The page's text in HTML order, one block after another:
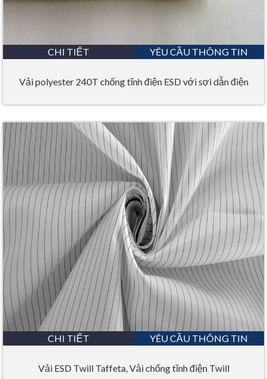
CHI TIẾT YÊU CẦU THÔNG TIN
Vải polyester 240T chống tĩnh điện ESD với sợi dẫn điện
CHI TIẾT YÊU CẦU THÔNG TIN
Vải ESD Twill Taffeta, Vải chống tĩnh điện Twill